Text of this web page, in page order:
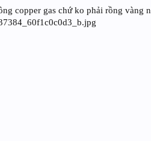
copper gas chứ ko phải rồng vàng